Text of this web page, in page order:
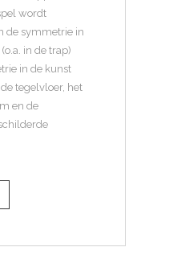
wordt
de symmetrie in
in de trap)
in de kunst
tegelvloer, het
en de